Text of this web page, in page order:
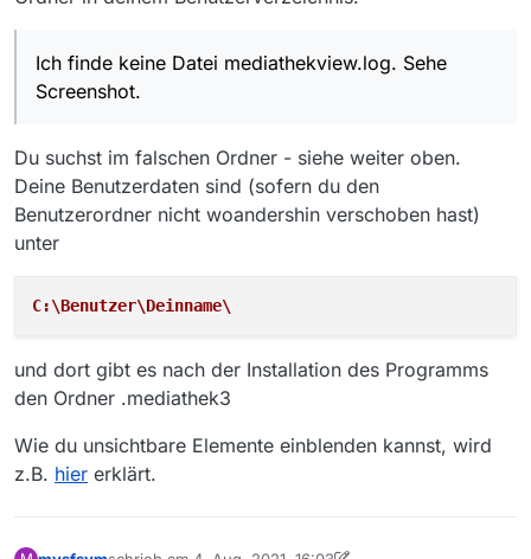
Ich finde keine Datei mediathekview.log. Sehe
Screenshot.
Du suchst im falschen Ordner - siehe weiter oben.
Deine Benutzerdaten sind (sofern du den
Benutzerordner nicht woandershin verschoben hast)
unter
C:\Benutzer\Deinname\
und dort gibt es nach der Installation des Programms
den Ordner .mediathek3
Wie du unsichtbare Elemente einblenden kannst, wird
z.B. hier erklärt.